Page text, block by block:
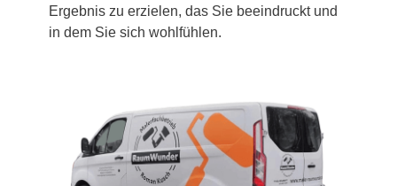
Ergebnis zu erzielen, das Sie beeindruckt und
in dem Sie sich wohlfühlen.